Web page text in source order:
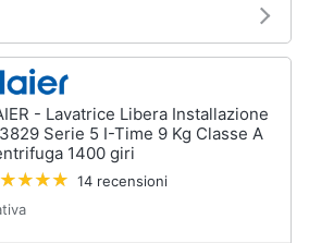
- Lavatrice Libera Installazione
Serie 5 I-Time 9 Kg Classe A
1400 giri
14 recensioni